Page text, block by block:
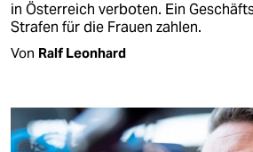
in Österreich verboten. Ein
Strafen für die Frauen zahlen.
Von Ralf Leonhard